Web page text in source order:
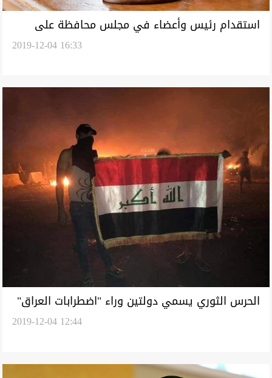
استقدام رئيس وأعضاء في مجلس محافظة على
2019-12-04 16:33
الحرس الثوري يسمي دولتين وراء "اضطرابات العراق"
2019-12-04 12:44